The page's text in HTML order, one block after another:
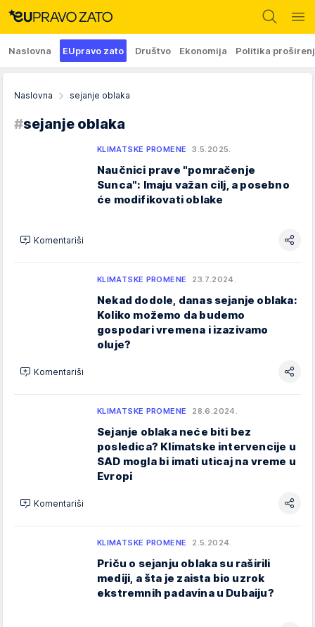
Naslovna EUpravo zato Društvo Ekonomija Politika
Naslovna sejanje oblaka
#sejanje oblaka
KLIMATSKE PROMENE 3.5.2025.
Naučnici prave "pomračenje
Sunca": Imaju važan cilj, a posebno
će modifikovati oblake
Komentariši
KLIMATSKE PROMENE 23.7.2024.
Nekad dodole, danas sejanje oblaka:
Koliko možemo da budemo
gospodari vremena i izazivamo
oluje?
Komentariši
KLIMATSKE PROMENE 28.6.2024.
Sejanje oblaka neće biti bez
posledica? Klimatske intervencije u
SAD mogla bi imati uticaj na vreme u
Evropi
Komentariši
KLIMATSKE PROMENE 2.5.2024.
Priču o sejanju oblaka su raširili
mediji, a šta je zaista bio uzrok
ekstremnih padavina u Dubaiju?